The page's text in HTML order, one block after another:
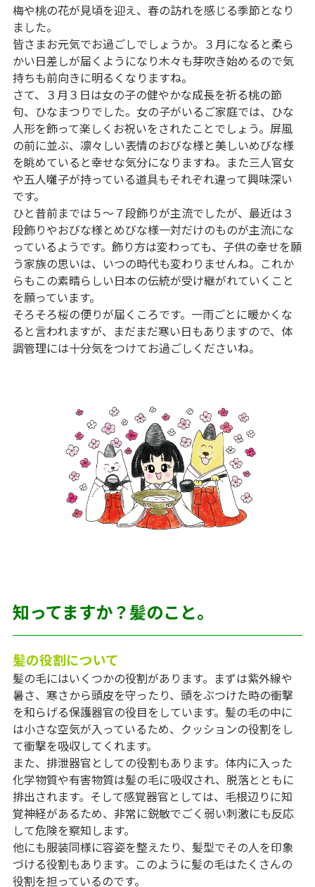
梅や桃の花が見頃を迎え、春の訪れを感じる季節となり
ました。
皆さまお元気でお過ごしでしょうか。３月になると柔ら
かい日差しが届くようになり木々も芽吹き始めるので気
持ちも前向きに明るくなりますね。
さて、３月３日は女の子の健やかな成長を祈る桃の節
句、ひなまつりでした。女の子がいるご家庭では、ひな
人形を飾って楽しくお祝いをされたことでしょう。屏風
の前に並ぶ、凛々しい表情のおびな様と美しいめびな様
を眺めていると幸せな気分になりますね。また三人官女
や五人囃子が持っている道具もそれぞれ違って興味深い
です。
ひと昔前までは５～７段飾りが主流でしたが、最近は３
段飾りやおびな様とめびな様一対だけのものが主流にな
っているようです。飾り方は変わっても、子供の幸せを願
う家族の思いは、いつの時代も変わりませんね。これか
らもこの素晴らしい日本の伝統が受け継がれていくこと
を願っています。
そろそろ桜の便りが届くころです。一雨ごとに暖かくな
ると言われますが、まだまだ寒い日もありますので、体
調管理には十分気をつけてお過ごしくださいね。
知ってますか？髪のこと。
髪の役割について
髪の毛にはいくつかの役割があります。まずは紫外線や
暑さ、寒さから頭皮を守ったり、頭をぶつけた時の衝撃
を和らげる保護器官の役目をしています。髪の毛の中に
は小さな空気が入っているため、クッションの役割をし
て衝撃を吸収してくれます。
また、排泄器官としての役割もあります。体内に入った
化学物質や有害物質は髪の毛に吸収され、脱落とともに
排出されます。そして感覚器官としては、毛根辺りに知
覚神経があるため、非常に鋭敏でごく弱い刺激にも反応
して危険を察知します。
他にも服装同様に容姿を整えたり、髪型でその人を印象
づける役割もあります。このように髪の毛はたくさんの
役割を担っているのです。